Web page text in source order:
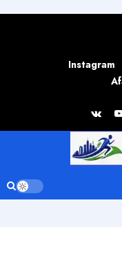
Instagram